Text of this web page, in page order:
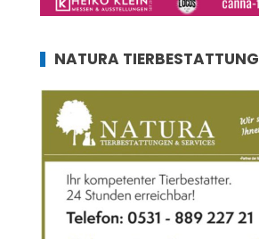
NATURA TIERBESTATTUNG